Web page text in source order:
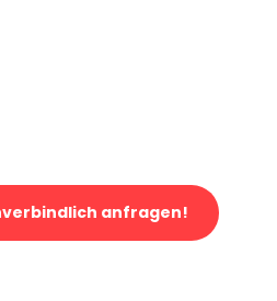
anfragen!